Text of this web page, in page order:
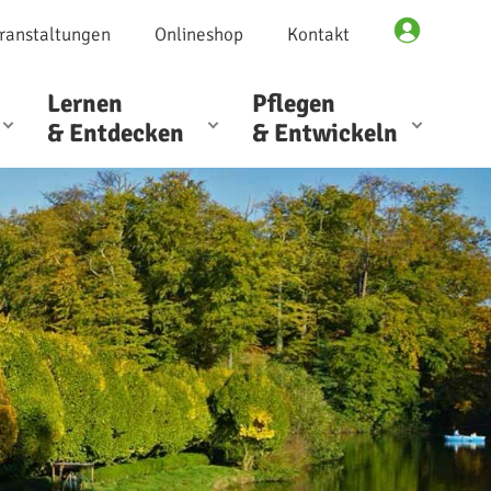
Onlineshop Kontakt
Lernen
& Entdecken
Pflegen
& Entwickeln